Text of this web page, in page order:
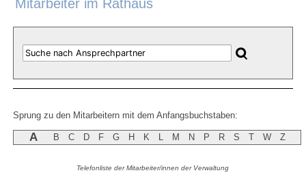
Sprung zu den Mitarbeitern mit dem Anfangsbuchstaben:
A B C D F G H K L M N P R S T W Z
Telefonliste der Mitarbeiter/innen der Verwaltung